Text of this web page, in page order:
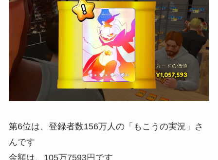
第6位は、登録者数156万人の「もこうの実況」さ
んです
金額は、105万7593円です